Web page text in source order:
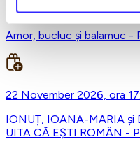
16 November 2026, ora
Amor, bucluc și balamuc -
22 November 2026, ora
IONUȚ, IOANA-MARIA și
UITA CĂ EȘTI ROMÂN -